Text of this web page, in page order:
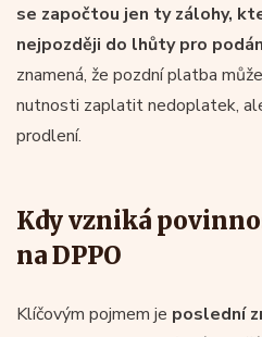
se započtou jen ty zálohy,
nejpozději do lhůty pro
znamená, že pozdní platba
nutnosti zaplatit nedoplatek,
prodlení.
Kdy vzniká
na DPPO
Klíčovým pojmem je poslední